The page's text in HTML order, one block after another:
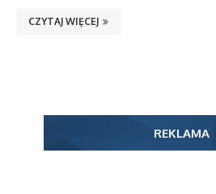
CZYTAJ WIĘCEJ
REKLAMA